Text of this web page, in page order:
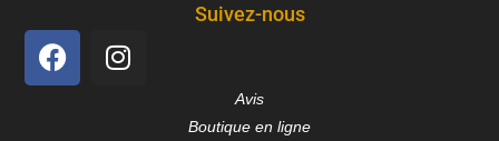
Suivez-nous
Avis
Boutique en ligne